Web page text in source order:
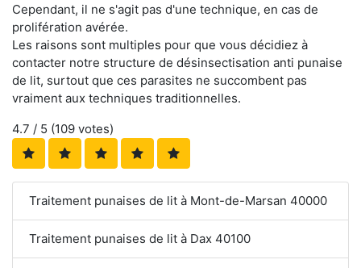
Cependant, il ne s'agit pas d'une technique, en cas de
prolifération avérée.
Les raisons sont multiples pour que vous décidiez à
contacter notre structure de désinsectisation anti punaise
de lit, surtout que ces parasites ne succombent pas
vraiment aux techniques traditionnelles.
4.7 / 5 (109 votes)
Traitement punaises de lit à Mont-de-Marsan 40000
Traitement punaises de lit à Dax 40100